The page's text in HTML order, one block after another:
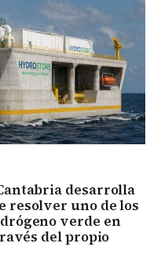
desarrolla
resolver uno de los
verde en
del propio